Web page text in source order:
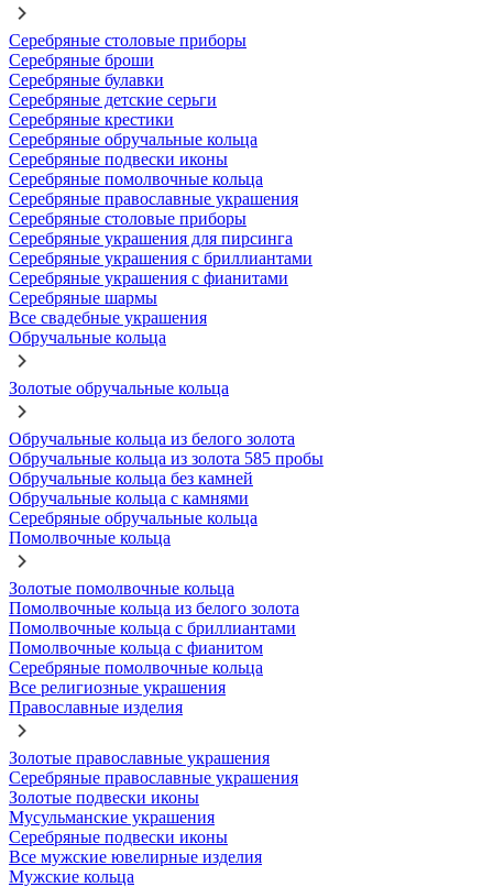
Серебряные столовые приборы
Серебряные броши
Серебряные булавки
Серебряные детские серьги
Серебряные крестики
Серебряные обручальные кольца
Серебряные подвески иконы
Серебряные помолвочные кольца
Серебряные православные украшения
Серебряные столовые приборы
Серебряные украшения для пирсинга
Серебряные украшения с бриллиантами
Серебряные украшения с фианитами
Серебряные шармы
Все свадебные украшения
Обручальные кольца
Золотые обручальные кольца
Обручальные кольца из белого золота
Обручальные кольца из золота 585 пробы
Обручальные кольца без камней
Обручальные кольца с камнями
Серебряные обручальные кольца
Помолвочные кольца
Золотые помолвочные кольца
Помолвочные кольца из белого золота
Помолвочные кольца с бриллиантами
Помолвочные кольца с фианитом
Серебряные помолвочные кольца
Все религиозные украшения
Православные изделия
Золотые православные украшения
Серебряные православные украшения
Золотые подвески иконы
Мусульманские украшения
Серебряные подвески иконы
Все мужские ювелирные изделия
Мужские кольца